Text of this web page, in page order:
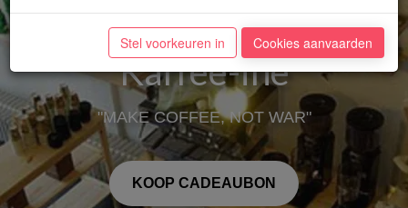
Kaffee-ine
"MAKE COFFEE, NOT WAR"
KOOP CADEAUBON
Stel voorkeuren in Cookies aanvaarden